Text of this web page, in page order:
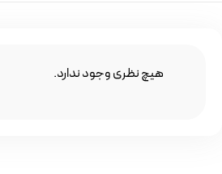
هیچ نظری وجود ندارد.